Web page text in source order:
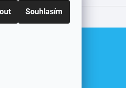
Souhlasím